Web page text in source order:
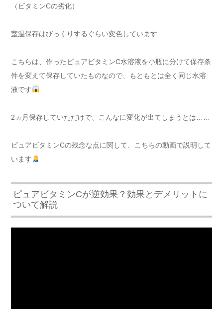
（ビタミンCの劣化）
室温保存はびっくりするぐらい変色しています…
こちらは、作ったピュアビタミンC水溶液を小瓶に分けて保存条
件を変えて保存していたものなので、もともとは全く同じ水溶
液です
2ヵ月保存していただけで、こんなに変化が出てしまうとは……
ピュアビタミンCの残念な点に関して、こちらの動画で説明して
います
ピュアビタミンCが逆効果？効果とデメリットに
ついて解説